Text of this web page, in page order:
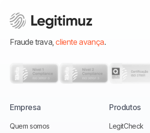
Fraude trava,cliente avança.
Empresa
Quem somos
Produtos
LegitCheck